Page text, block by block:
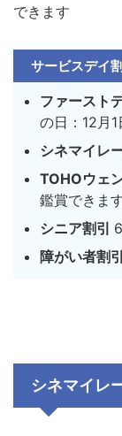
できます
サービスデイ
ファースト
の日： 12 月 1
シネマイレ
TOHOウェ
鑑賞できます
シニア割引
障がい者割引
シネマイレ